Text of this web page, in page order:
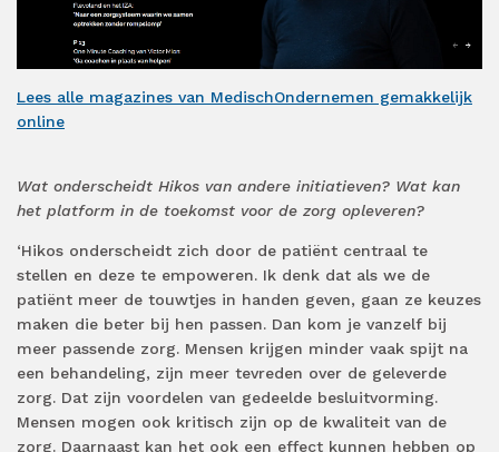
Lees alle magazines van MedischOndernemen gemakkelijk
online
Wat onderscheidt Hikos van andere initiatieven? Wat kan
het platform in de toekomst voor de zorg opleveren?
‘Hikos onderscheidt zich door de patiënt centraal te
stellen en deze te empoweren. Ik denk dat als we de
patiënt meer de touwtjes in handen geven, gaan ze keuzes
maken die beter bij hen passen. Dan kom je vanzelf bij
meer passende zorg. Mensen krijgen minder vaak spijt na
een behandeling, zijn meer tevreden over de geleverde
zorg. Dat zijn voordelen van gedeelde besluitvorming.
Mensen mogen ook kritisch zijn op de kwaliteit van de
zorg. Daarnaast kan het ook een effect kunnen hebben op